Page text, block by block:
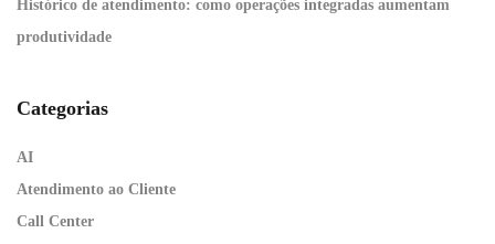
Histórico de atendimento: como operações integradas aumentam
produtividade
Categorias
AI
Atendimento ao Cliente
Call Center